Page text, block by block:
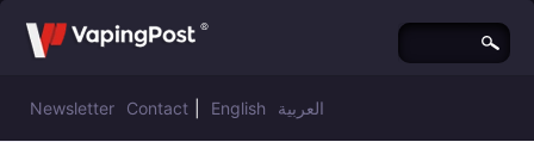
Newsletter Contact English العربية